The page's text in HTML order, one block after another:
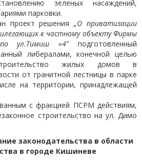
зеленых насаждений,
парковки.
проект решения„О приватизации
к частному объекту Фирмы
по ул.Тимиш «4”подготовленный
либералами, конечной целью
жилых домов в
от гранитной лестницы в парке
на территории, принадлежащей
с фракцией ПСРМ действиям,
строительство на ул. Димо
законодательства в области
в городе Кишиневе